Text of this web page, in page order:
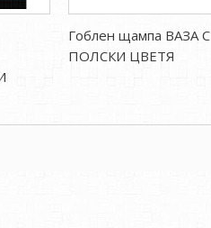
Гоблен щампа ВАЗА С
ПОЛСКИ ЦВЕТЯ